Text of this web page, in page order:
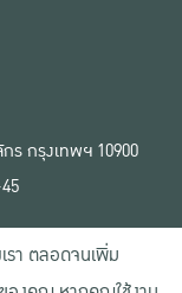
ร กรุงเทพฯ 10900
รา ตลอดจนเพิ่ม